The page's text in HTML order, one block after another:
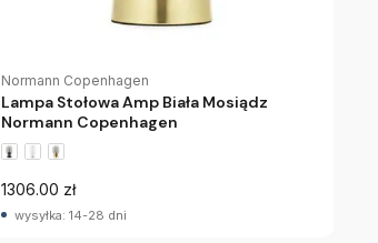
Normann Copenhagen
Lampa Stołowa Amp Biała Mosiądz
Normann Copenhagen
1306.00 zł
wysyłka: 14-28 dni